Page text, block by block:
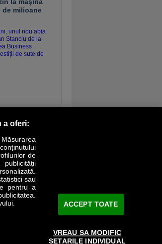
milioane
OPINII
Magazin
a oferi:
de
sau
pentru a
ACCEPT TOATE
VREAU SA MODIFIC
SETARILE INDIVIDUAL